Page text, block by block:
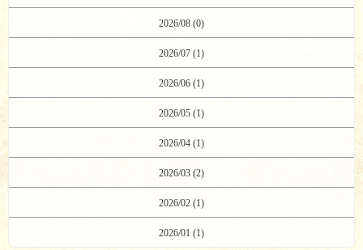
2026/08 (0)
2026/07 (1)
2026/06 (1)
2026/05 (1)
2026/04 (1)
2026/03 (2)
2026/02 (1)
2026/01 (1)